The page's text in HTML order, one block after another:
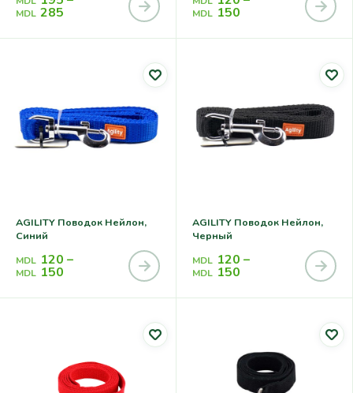
MDL 285 MDL 150
AGILITY Поводок Нейлон,
Синий
MDL 120 –
MDL 150
AGILITY Поводок Нейлон,
Черный
MDL 120 –
MDL 150